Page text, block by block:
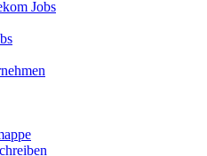
Jobs